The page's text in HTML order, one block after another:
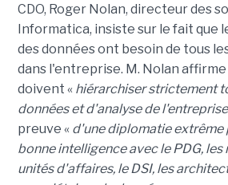
CDO, Roger Nolan, directeur des
Informatica, insiste sur le fait que
des données ont besoin de tous
dans l'entreprise. M. Nolan affirme
doivent « hiérarchiser strictement
données et d'analyse de l'entreprise
preuve « d'une diplomatie extrême
bonne intelligence avec le PDG,
unités d'affaires, le DSI, les